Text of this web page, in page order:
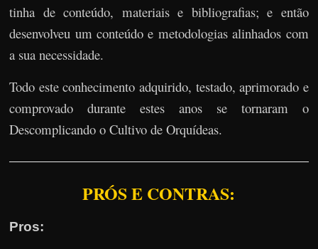
tinha de conteúdo, materiais e bibliografias; e então
desenvolveu um conteúdo e metodologias alinhados com
a sua necessidade.
Todo este conhecimento adquirido, testado, aprimorado e
comprovado durante estes anos se tornaram o
Descomplicando o Cultivo de Orquídeas.
PRÓS E CONTRAS:
Pros: